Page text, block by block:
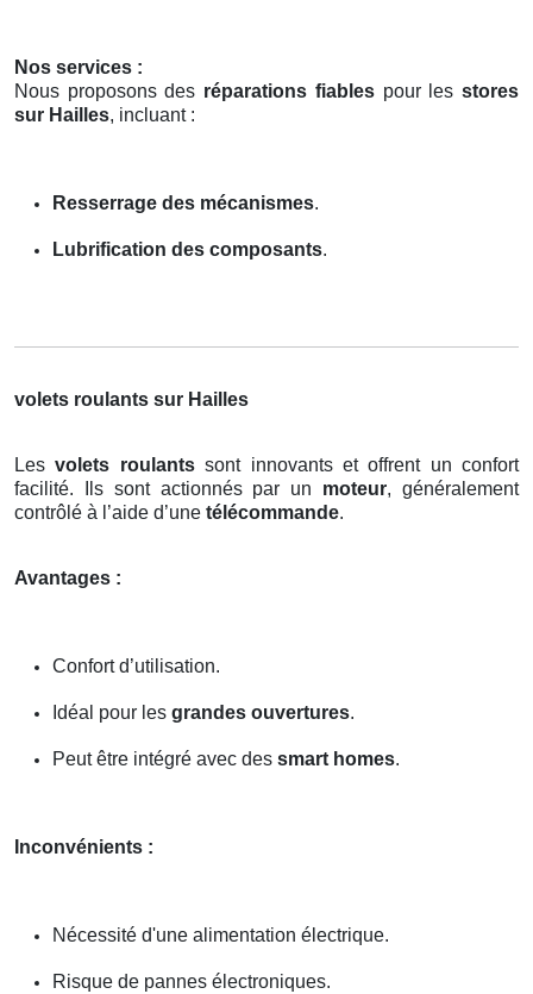
Nos services :
Nous proposons des réparations fiablespour lesstores
sur Hailles, incluant :
Resserrage des mécanismes.
Lubrification des composants.
volets roulants sur Hailles
Lesvolets roulantssont innovants et offrent un confort
facilité. Ils sont actionnés par un moteur, généralement
contrôlé à l’aide d’une télécommande.
Avantages :
Confort d’utilisation.
Idéal pour les grandes ouvertures.
Peut être intégré avec des smart homes.
Inconvénients :
Nécessité d'une alimentation électrique.
Risque de pannes électroniques.